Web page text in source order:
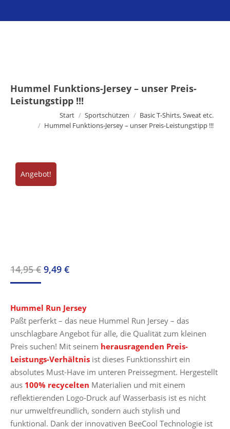
Hummel Funktions-Jersey – unser Preis-
Leistungstipp !!!
Start Sportschützen
Basic T-Shirts, Sweat etc.
Hummel Funktions-Jersey – unser Preis-Leistungstipp !!!
Angebot!
14,95€ Ursprünglicher
14,95 €
9,49 €Aktueller
9,49 €.
Hummel Run Jersey
Paßt perferkt – das neue Hummel Run Jersey – das
unschlagbare Angebot für alle, die Qualität zum kleinen
Preis suchen! Mit seinem herausragenden Preis-
Leistungs-Verhältnis ist dieses Funktionsshirt ein
absolutes Must-Have im unteren Preissegment. Hergestellt
aus 100% recycelten Materialien und mit einem
reflektierenden Logo-Druck auf Wasserbasis ist es nicht
nur umweltfreundlich, sondern auch stylish und
funktional. Dank der innovativen BeeCool Technologie ist